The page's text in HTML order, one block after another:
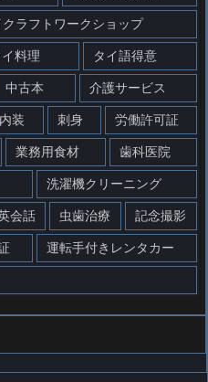
クラフトワークショップ
イ料理 タイ語得意
中古本 介護サービス
内装 刺身 労働許可証
業務用食材 歯科医院
洗濯機クリーニング
会話 虫歯治療 記念撮影
運転手付きレンタカー